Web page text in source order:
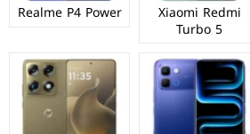
Xiaomi Redmi
Turbo 5
Realme P4 Power